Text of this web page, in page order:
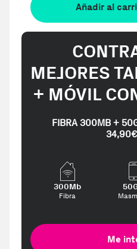
Añadir al
MEJORES
+ MÓVIL
FIBRA 300MB +
300Mb
Fibra
Me